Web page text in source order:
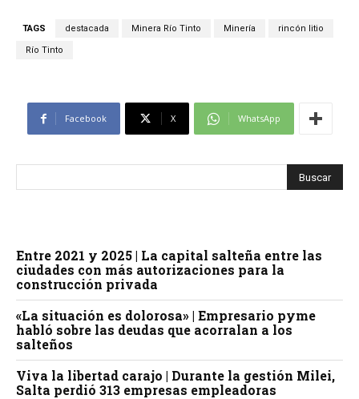
TAGS destacada Minera Río Tinto Minería rincón litio
Río Tinto
Facebook X WhatsApp
Entre 2021 y 2025 | La capital salteña entre las
ciudades con más autorizaciones para la
construcción privada
«La situación es dolorosa» | Empresario pyme
habló sobre las deudas que acorralan a los
salteños
Viva la libertad carajo | Durante la gestión Milei,
Salta perdió 313 empresas empleadoras